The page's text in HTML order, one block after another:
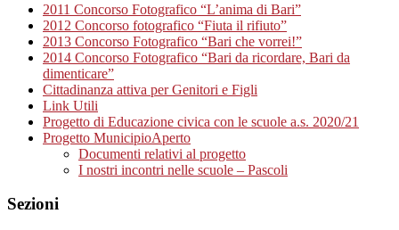
2011 Concorso Fotografico “L’anima di Bari”
2012 Concorso fotografico “Fiuta il rifiuto”
2013 Concorso Fotografico “Bari che vorrei!”
2014 Concorso Fotografico “Bari da ricordare, Bari da
dimenticare”
Cittadinanza attiva per Genitori e Figli
Link Utili
Progetto di Educazione civica con le scuole a.s. 2020/21
Progetto MunicipioAperto
Documenti relativi al progetto
I nostri incontri nelle scuole – Pascoli
Sezioni